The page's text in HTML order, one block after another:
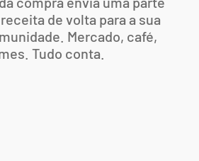
de volta para a sua
Mercado, café,
Tudo conta.